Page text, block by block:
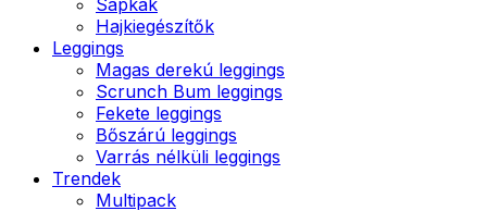
Hajkiegészítők
Leggings
Magas derekú leggings
Scrunch Bum leggings
Fekete leggings
Bőszárú leggings
Varrás nélküli leggings
Trendek
Multipack